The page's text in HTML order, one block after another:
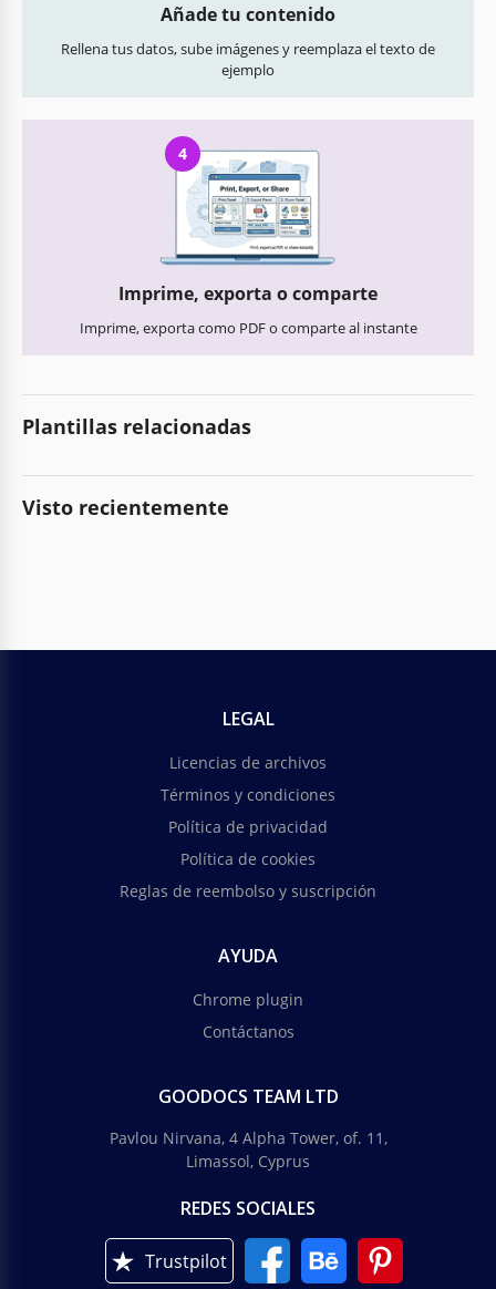
Añade tu contenido
Rellena tus datos, sube imágenes y reemplaza el texto de
ejemplo
4
Imprime, exporta o comparte
Imprime, exporta como PDF o comparte al instante
Plantillas relacionadas
Visto recientemente
LEGAL
Licencias de archivos
Términos y condiciones
Política de privacidad
Política de cookies
Reglas de reembolso y suscripción
AYUDA
Chrome plugin
Contáctanos
GOODOCS TEAM LTD
Pavlou Nirvana, 4 Alpha Tower, of. 11,
Limassol, Cyprus
REDES SOCIALES
Trustpilot